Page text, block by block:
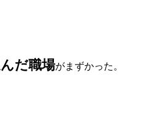
だ職場がまずかった。